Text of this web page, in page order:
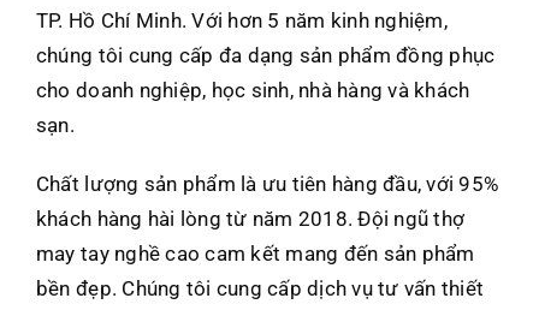
TP. Hồ Chí Minh. Với hơn 5 năm kinh nghiệm,
chúng tôi cung cấp đa dạng sản phẩm đồng phục
cho doanh nghiệp, học sinh, nhà hàng và khách
sạn.
Chất lượng sản phẩm là ưu tiên hàng đầu, với 95%
khách hàng hài lòng từ năm 2018. Đội ngũ thợ
may tay nghề cao cam kết mang đến sản phẩm
bền đẹp. Chúng tôi cung cấp dịch vụ tư vấn thiết